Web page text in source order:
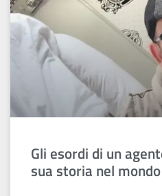
Gli esordi di un
sua storia nel